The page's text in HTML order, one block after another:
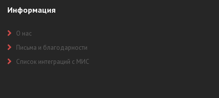
Информация
О нас
Письма и благодарности
Список интеграций с МИС